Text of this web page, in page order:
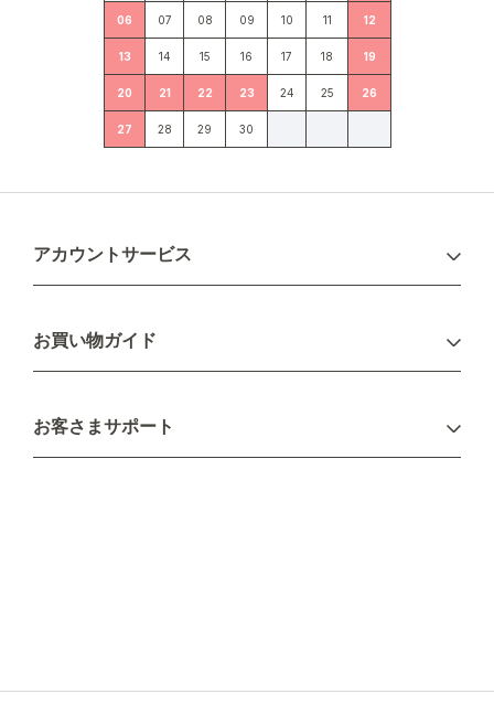
06 07 08 09 10 11 12
13 14 15 16 17 18 19
20 21 22 23 24 25 26
27 28 29 30
アカウントサービス
新規会員登録
お買い物ガイド
配送について
不良品・返品について
お客さまサポート